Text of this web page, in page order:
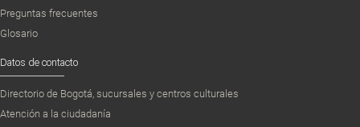
Preguntas frecuentes
Glosario
Datos de contacto
Directorio de Bogotá, sucursales y centros culturales
Atención a la ciudadanía